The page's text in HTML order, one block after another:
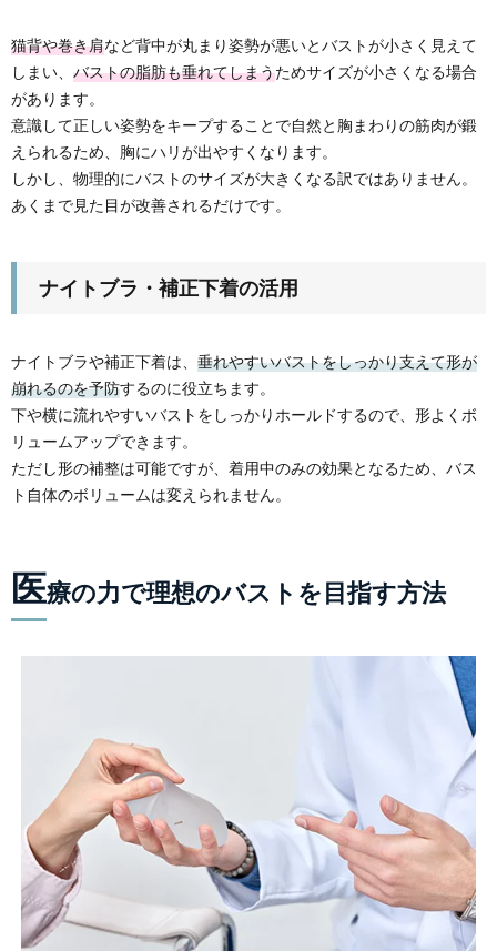
猫背や巻き肩など背中が丸まり姿勢が悪いとバストが小さく見えて
しまい、 バストの脂肪も垂れてしまうためサイズが小さくなる場合
があります。
意識して正しい姿勢をキープすることで自然と胸まわりの筋肉が鍛
えられるため、胸にハリが出やすくなります。
しかし、物理的にバストのサイズが大きくなる訳ではありません。
あくまで見た目が改善されるだけです。
ナイトブラ・補正下着の活用
ナイトブラや補正下着は、 垂れやすいバストをしっかり支えて形が
崩れるのを予防するのに役立ちます。
下や横に流れやすいバストをしっかりホールドするので、形よくボ
リュームアップできます。
ただし形の補整は可能ですが、着用中のみの効果となるため、バス
ト自体のボリュームは変えられません。
医療の力で理想のバストを目指す方法